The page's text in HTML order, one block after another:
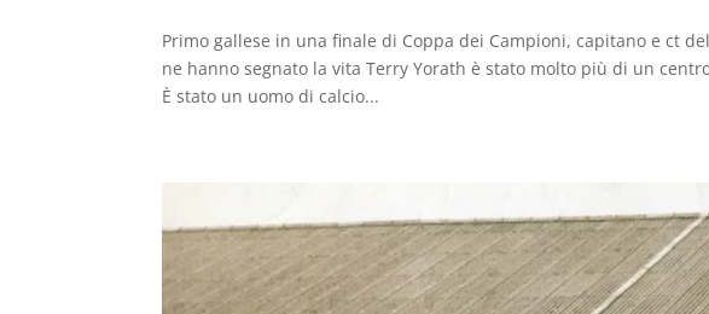
Primo gallese in una finale di Coppa dei Campioni, capitano e ct
ne hanno segnato la vita Terry Yorath è stato molto più di un
È stato un uomo di calcio...